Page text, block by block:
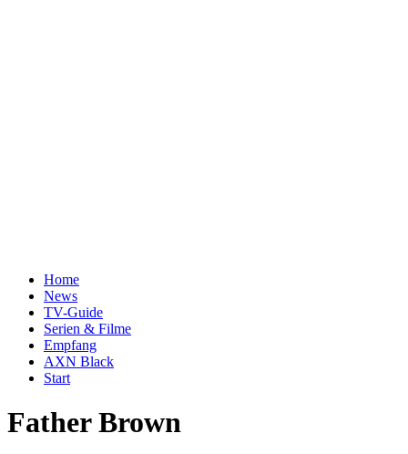
Home
News
TV-Guide
Serien & Filme
Empfang
AXN Black
Start
Father Brown